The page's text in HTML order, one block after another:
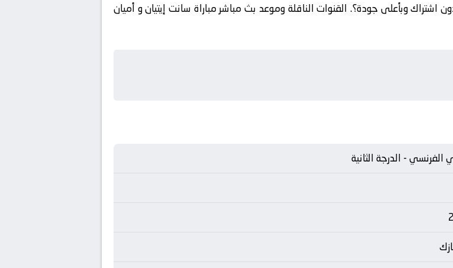
اشتراك وبأعلى جودة؟. القنوات الناقلة وموعد بث مباشر مباراة سانت إيتيان و أميان
الفرنسي - الدرجة الثانية